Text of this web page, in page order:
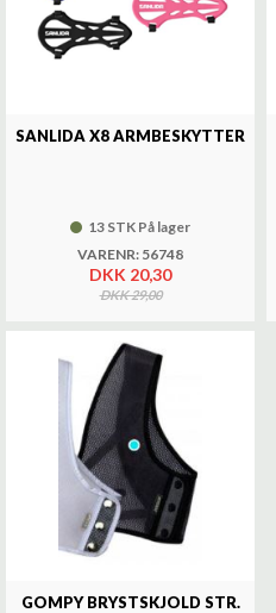
SANLIDA X8 ARMBESKYTTER
13 STK På lager
VARENR: 56748
DKK 20,30
DKK 29,00
GOMPY BRYSTSKJOLD STR.